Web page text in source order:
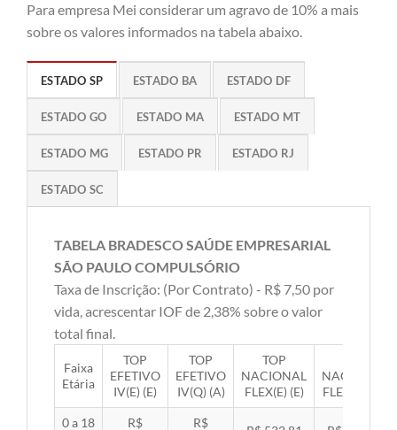
Para empresa Mei considerar um agravo de 10% a mais
sobre os valores informados na tabela abaixo.
ESTADO SP ESTADO BA ESTADO DF
ESTADO GO ESTADO MA ESTADO MT
ESTADO MG ESTADO PR ESTADO RJ
ESTADO SC
TABELA BRADESCO SAÚDE EMPRESARIAL
SÃO PAULO COMPULSÓRIO
Taxa de Inscrição: (Por Contrato) - R$ 7,50 por
vida, acrescentar IOF de 2,38% sobre o valor
total final.
Faixa
Etária
TOP
EFETIVO
IV(E) (E)
TOP
EFETIVO
IV(Q) (A)
TOP
NACIONAL
FLEX(E) (E)
NACIONAL
FLEX(Q) (A)
0 a 18 R$ R$